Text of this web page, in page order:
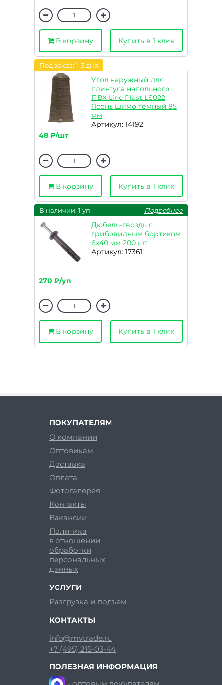
В корзину Купить в 1 клик
Под заказ: 1-3 дня
Угол наружный для
плинтуса напольного
ПВХ Line Plast LS022
Ясень шимо тёмный 85
мм
Артикул: 14192
48 ₽/шт
В корзину Купить в 1 клик
В наличии: 1 уп Подробнее
Дюбель-гвоздь с
грибовидным бортиком
6х40 мм 200 шт
Артикул: 17361
270 ₽/уп
В корзину Купить в 1 клик
ПОКУПАТЕЛЯМ
О компании
Оптовикам
Доставка
Оплата
Фотогалерея
Контакты
Вакансии
Политика
в отношении
обработки
персональных
данных
УСЛУГИ
Разгрузка и подъем
КОНТАКТЫ
info@mvtrade.ru
+7 (495) 215-03-44
ПОЛЕЗНАЯ ИНФОРМАЦИЯ